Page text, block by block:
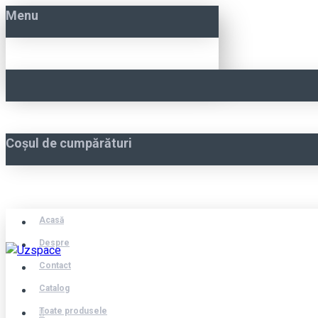
Menu
Coșul de cumpărături
Acasă
Despre
Contact
Catalog
Toate produsele